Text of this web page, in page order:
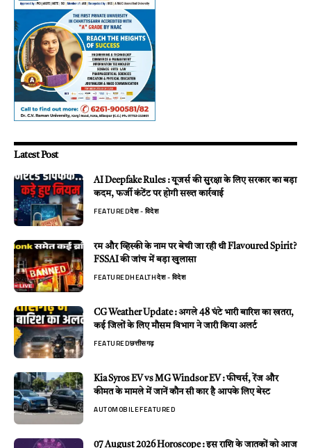
Latest Post
AI Deepfake Rules : यूजर्स की सुरक्षा के लिए सरकार का बड़ा
कदम, फर्जी कंटेंट पर होगी सख्त कार्रवाई
FEATUREDदेश - विदेश
रम और व्हिस्की के नाम पर बेची जा रही थी Flavoured Spirit?
FSSAI की जांच में बड़ा खुलासा
FEATUREDHEALTHदेश - विदेश
CG Weather Update : अगले 48 घंटे भारी बारिश का खतरा,
कई जिलों के लिए मौसम विभाग ने जारी किया अलर्ट
FEATUREDछत्तीसगढ़
Kia Syros EV vs MG Windsor EV : फीचर्स, रेंज और
कीमत के मामले में जानें कौन सी कार है आपके लिए बेस्ट
AUTOMOBILEFEATURED
07 August 2026 Horoscope : इस राशि के जातकों को आज